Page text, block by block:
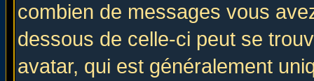
combien de messages vous
dessous de celle-ci peut se
avatar, qui est généralement